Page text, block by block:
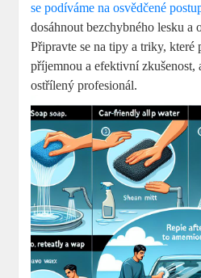
se podíváme na osvědčené
dosáhnout bezchybného lesku a
Připravte se na tipy a triky,
příjemnou a efektivní zkušenost,
ostřílený profesionál.